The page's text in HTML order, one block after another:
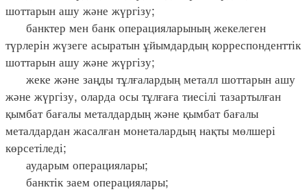
шоттарын ашу және жүргізу;
банктер мен банк операцияларының жекелеген
түрлерін жүзеге асыратын ұйымдардың корреспонденттік
шоттарын ашу және жүргізу;
жеке және заңды тұлғалардың металл шоттарын ашу
және жүргізу, оларда осы тұлғаға тиесілі тазартылған
қымбат бағалы металдардың және қымбат бағалы
металдардан жасалған монеталардың нақты мөлшері
көрсетіледі;
аударым операциялары;
банктік заем операциялары;